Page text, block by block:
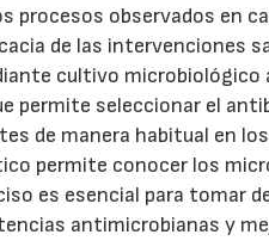
procesos observados en
de las intervenciones
cultivo microbiológico
permite seleccionar el
de manera habitual en
permite conocer los
es esencial para tomar
antimicrobianas y